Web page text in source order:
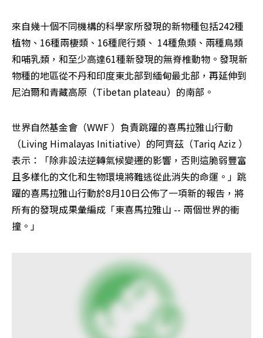
來自幾十個不同機構的科學家所發現的新物種包括242種
植物、16種兩棲類、16種爬行類、 14種魚類、兩種鳥類
和哺乳類，和至少高達61種新發現的無脊椎動物。發現新
物種的地區從不丹和印度東北部到緬甸最北部，再延伸到
尼泊爾和青藏高原（Tibetan plateau）的南部。
世界自然基金會（WWF ）負責跳躍的喜馬拉雅山行動
（Living Himalayas Initiative）的阿齊茲（Tariq Aziz ）
表示：「除非設法逆轉氣候變遷的影響，否則這脆弱豐富
且多樣化的文化和生物環境將難逃從此消失的命運。」跳
躍的喜馬拉雅山行動於8月10日公佈了一項新的報告，將
所有的發現成果彙編成「東喜馬拉雅山 -- 兩個世界的衝
撞。」